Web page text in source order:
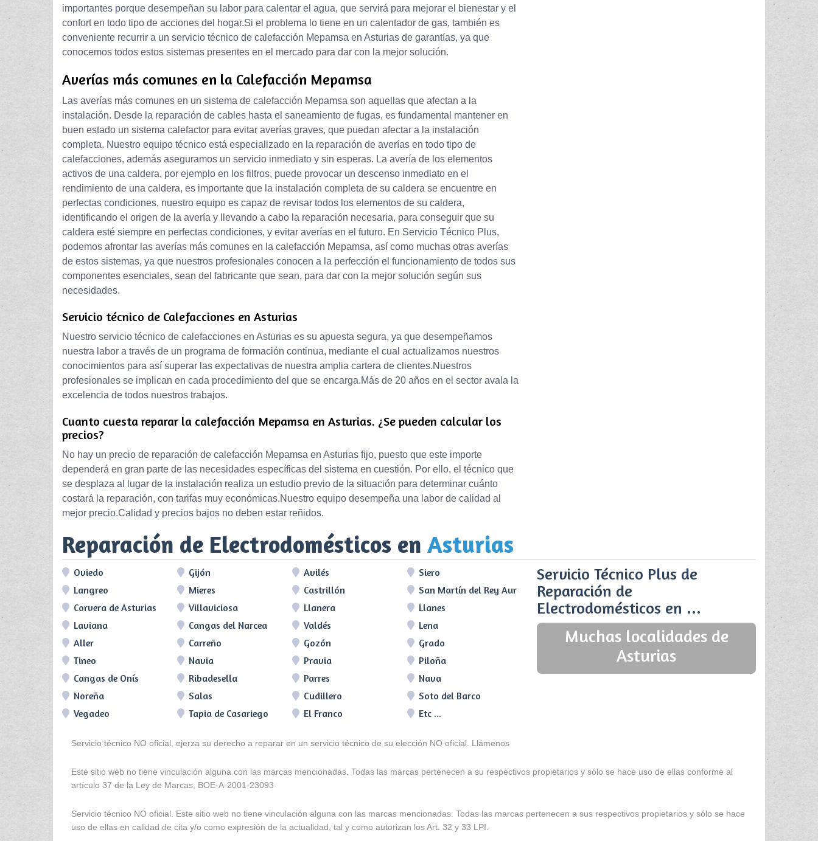
importantes porque desempeñan su labor para calentar el agua, que servirá para mejorar el bienestar y el
confort en todo tipo de acciones del hogar.Si el problema lo tiene en un calentador de gas, también es
conveniente recurrir a un servicio técnico de calefacción Mepamsa en Asturias de garantías, ya que
conocemos todos estos sistemas presentes en el mercado para dar con la mejor solución.
Averías más comunes en la Calefacción Mepamsa
Las averías más comunes en un sistema de calefacción Mepamsa son aquellas que afectan a la
instalación. Desde la reparación de cables hasta el saneamiento de fugas, es fundamental mantener en
buen estado un sistema calefactor para evitar averías graves, que puedan afectar a la instalación
completa. Nuestro equipo técnico está especializado en la reparación de averías en todo tipo de
calefacciones, además aseguramos un servicio inmediato y sin esperas. La avería de los elementos
activos de una caldera, por ejemplo en los filtros, puede provocar un descenso inmediato en el
rendimiento de una caldera, es importante que la instalación completa de su caldera se encuentre en
perfectas condiciones, nuestro equipo es capaz de revisar todos los elementos de su caldera,
identificando el origen de la avería y llevando a cabo la reparación necesaria, para conseguir que su
caldera esté siempre en perfectas condiciones, y evitar averías en el futuro. En Servicio Técnico Plus,
podemos afrontar las averías más comunes en la calefacción Mepamsa, así como muchas otras averías
de estos sistemas, ya que nuestros profesionales conocen a la perfección el funcionamiento de todos sus
componentes esenciales, sean del fabricante que sean, para dar con la mejor solución según sus
necesidades.
Servicio técnico de Calefacciones en Asturias
Nuestro servicio técnico de calefacciones en Asturias es su apuesta segura, ya que desempeñamos
nuestra labor a través de un programa de formación continua, mediante el cual actualizamos nuestros
conocimientos para así superar las expectativas de nuestra amplia cartera de clientes.Nuestros
profesionales se implican en cada procedimiento del que se encarga.Más de 20 años en el sector avala la
excelencia de todos nuestros trabajos.
Cuanto cuesta reparar la calefacción Mepamsa en Asturias. ¿Se pueden calcular los
precios?
No hay un precio de reparación de calefacción Mepamsa en Asturias fijo, puesto que este importe
dependerá en gran parte de las necesidades específicas del sistema en cuestión. Por ello, el técnico que
se desplaza al lugar de la instalación realiza un estudio previo de la situación para determinar cuánto
costará la reparación, con tarifas muy económicas.Nuestro equipo desempeña una labor de calidad al
mejor precio.Calidad y precios bajos no deben estar reñidos.
Reparación de Electrodomésticos en Asturias
Oviedo Gijón Avilés
Siero
Langreo
Mieres Castrillón
San Martín del Rey Aurelio
Corvera de Asturias
Villaviciosa Llanera
Llanes
Laviana
Cangas del Narcea Valdés
Lena
Aller
Carreño Gozón
Grado
Tineo
Navia Pravia
Piloña
Cangas de Onís
Ribadesella Parres
Nava
Noreña
Salas Cudillero
Soto del Barco
Vegadeo
Tapia de Casariego El Franco Etc ...
Servicio Técnico Plus de
Reparación de
Electrodomésticos en ...
Muchas localidades de
Asturias
Servicio técnico NO oficial, ejerza su derecho a reparar en un servicio técnico de su elección NO oficial. Llámenos
Este sitio web no tiene vinculación alguna con las marcas mencionadas. Todas las marcas pertenecen a su respectivos propietarios y sólo se hace uso de ellas conforme al
artículo 37 de la Ley de Marcas, BOE-A-2001-23093
Servicio técnico NO oficial. Este sitio web no tiene vinculación alguna con las marcas mencionadas. Todas las marcas pertenecen a sus respectivos propietarios y sólo se hace
uso de ellas en calidad de cita y/o como expresión de la actualidad, tal y como autorizan los Art. 32 y 33 LPI.